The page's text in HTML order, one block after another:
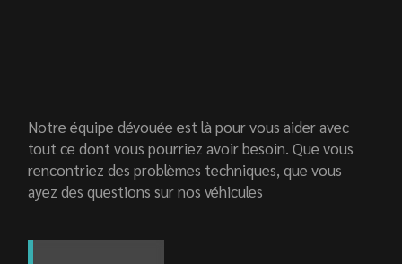
Notre équipe dévouée est là pour vous aider avec
tout ce dont vous pourriez avoir besoin. Que vous
rencontriez des problèmes techniques, que vous
ayez des questions sur nos véhicules